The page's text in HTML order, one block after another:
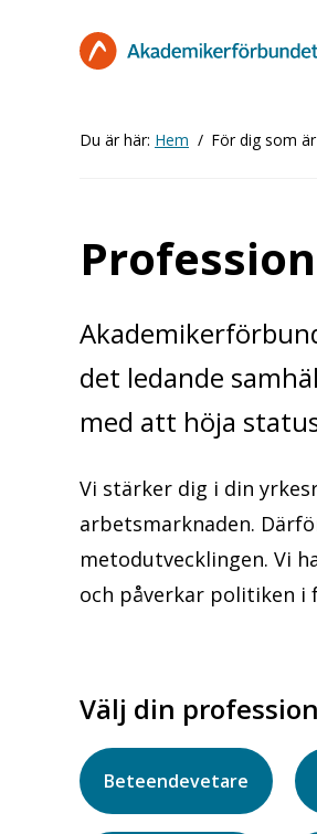
Du är här: Hem För dig som är
det ledande
med att höja
Vi stärker dig i din
arbetsmarknaden.
metodutvecklingen. Vi
och påverkar politiken i
Välj din profession
Beteendevetare